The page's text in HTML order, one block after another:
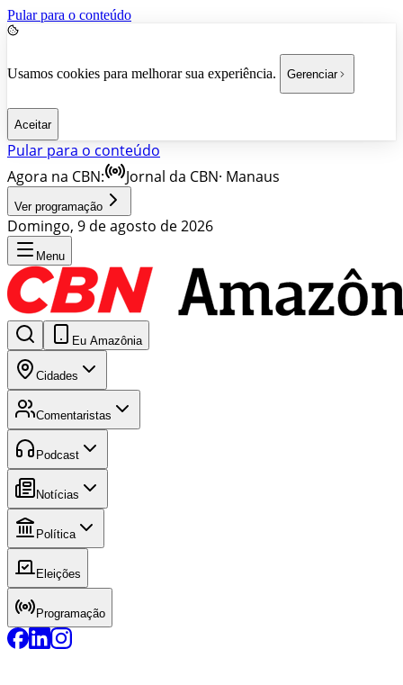
Pular para o conteúdo
Usamos cookies para melhorar sua experiência. Gerenciar
Aceitar
Pular para o conteúdo
Agora na CBN:
Jornal da CBN· Manaus
Ver programação
Domingo, 9 de agosto de 2026
Menu
Eu Amazônia
Cidades
Comentaristas
Podcast
Notícias
Política
Eleições
Programação